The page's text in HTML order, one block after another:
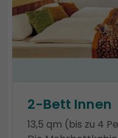
2-Bett Innen
13,5 qm (bis zu 4